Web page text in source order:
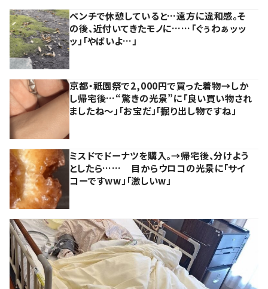
ベンチで休憩していると…遠方に違和感。そ
の後、近付いてきたモノに……「ぐぅわぁッッ
ッ」「やばいよ…」
京都・祇園祭で2,000円で買った着物→しか
し帰宅後…“驚きの光景”に「良い買い物され
ましたね～」「お宝だ」「掘り出し物ですね」
ミスドでドーナツを購入。→帰宅後、分けよう
としたら…… 目からウロコの光景に「サイ
コーですww」「激しいw」